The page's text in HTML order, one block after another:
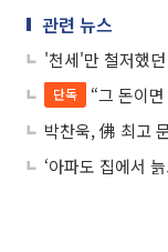
관련 뉴스
'천세'만 철저했
단독
“그 돈이면 독립
‘아파도 집에서